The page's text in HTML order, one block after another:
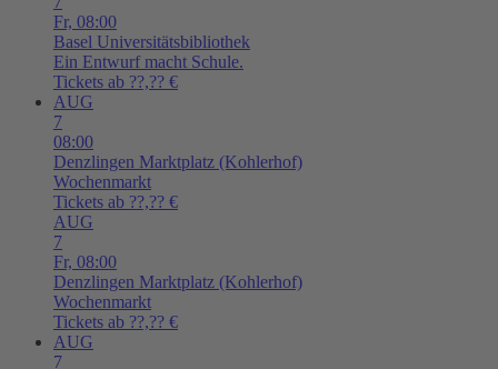
Fr, 08:00
Basel Universitätsbibliothek
Ein Entwurf macht Schule.
Tickets ab ??,?? €
AUG
7
08:00
Denzlingen Marktplatz (Kohlerhof)
Wochenmarkt
Tickets ab ??,?? €
AUG
7
Fr, 08:00
Denzlingen Marktplatz (Kohlerhof)
Wochenmarkt
Tickets ab ??,?? €
AUG
7